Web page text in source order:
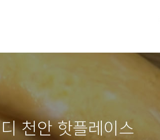
천안 핫플레이스